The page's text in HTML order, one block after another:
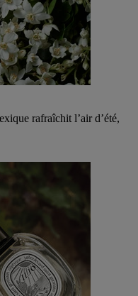
rafraîchit l’air d’été,